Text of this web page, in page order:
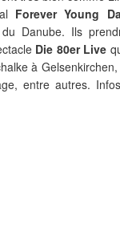
Forever Young
Danube. Ils
Die 80er Live
à
entre autres.